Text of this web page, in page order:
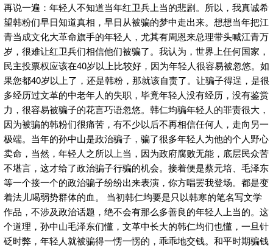
再说一遍：年轻人不知道当年红卫兵上当的悲剧。所以，我真诚希
望韩粉们早日知道真相，早日从被骗的梦中走出来。想想当年把江
青当成文化大革命旗手的年轻人，尤其有周恩来总理带头喊江青万
岁，很难让红卫兵们相信他们被骗了。我认为，世界上任何国家，
民主投票权应该在40岁以上比较好，因为年轻人很容易被忽悠。如
果您都40岁以上了，还是韩粉，那就该自责了。让骗子得逞，是很
多经历过文革的中老年人的失职，毕竟年轻人没有经历，没有鉴赏
力，很容易被骗子的花言巧语忽悠。韩仁均骗年轻人的罪责很大，
因为被骗的韩粉们很痛苦，有不少以后不再相信任何人，走向另一
极端。当年的孙中山是政治骗子，骗了很多年轻人为他的个人野心
卖命，当然，年轻人之所以上当，因为政府腐败无能，底层民众苦
不堪言，这才给了政治骗子行骗的机会。接着便是蔡元培、毛泽东
等一个接一个的政治骗子纷纷出来表演，你方唱罢我登场。都是变
着法儿喝弱势群体的血。 当初韩仁均要是只以韩寒的笔名写文学
作品，不涉及政治话题，绝不会有那么多善良的年轻人上当的。这
个道理，孙中山毛泽东们懂，文革中长大的韩仁均们也懂，一旦针
砭时弊，年轻人就被骗得一愣一愣的，乖乖地交钱。和平时期骗钱